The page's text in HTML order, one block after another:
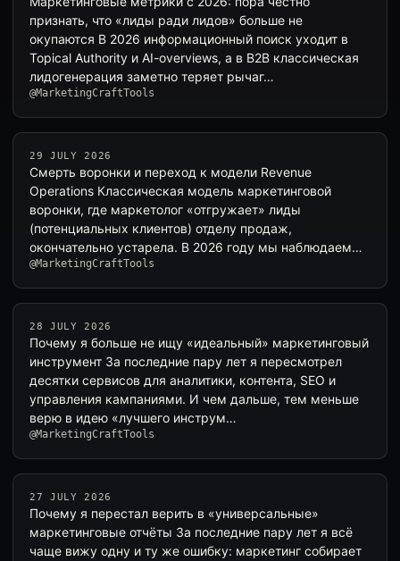
признать, что «лиды ради лидов» больше не
окупаются В 2026 информационный поиск уходит в
Topical Authority и AI-overviews, а в B2B классическая
лидогенерация заметно теряет рычаг…
@MarketingCraftTools
29 JULY 2026
Смерть воронки и переход к модели Revenue
Operations Классическая модель маркетинговой
воронки, где маркетолог «отгружает» лиды
(потенциальных клиентов) отделу продаж,
окончательно устарела. В 2026 году мы наблюдаем
зако…
@MarketingCraftTools
28 JULY 2026
Почему я больше не ищу «идеальный» маркетинговый
инструмент За последние пару лет я пересмотрел
десятки сервисов для аналитики, контента, SEO и
управления кампаниями. И чем дальше, тем меньше
верю в идею «лучшего инструм…
@MarketingCraftTools
27 JULY 2026
Почему я перестал верить в «универсальные»
маркетинговые отчёты За последние пару лет я всё
чаще вижу одну и ту же ошибку: маркетинг собирает